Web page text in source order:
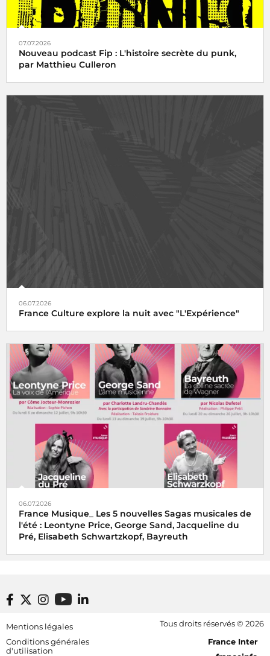
07.07.2026
Nouveau podcast Fip : L'histoire secrète du punk,
par Matthieu Culleron
06.07.2026
France Culture explore la nuit avec "L'Expérience"
06.07.2026
France Musique_ Les 5 nouvelles Sagas musicales de
l'été : Leontyne Price, George Sand, Jacqueline du
Pré, Elisabeth Schwartzkopf, Bayreuth
Footer bottom
Mentions légales
Conditions générales
d'utilisation
Tous droits réservés © 2026
[RDF] Pied de page - Mobile
France Inter